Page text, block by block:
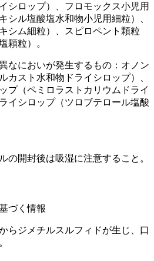
シロップ）、フロモックス小児用
ル塩酸塩水和物小児用細粒）、
シム細粒）、スピロペント顆粒
顆粒）。
なにおいが発生するもの：オノン
カスト水和物ドライシロップ）、
プ（ペミロラストカリウムドライ
イシロップ（ツロブテロール塩酸
の開封後は吸湿に注意すること。
づく情報
らジメチルスルフィドが生じ、口